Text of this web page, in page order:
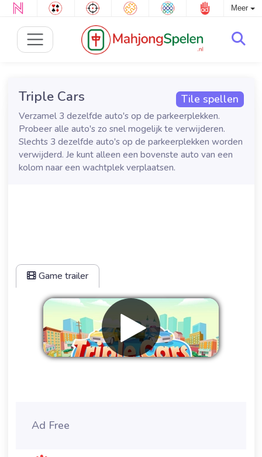
Meer
Tile spellen
Triple Cars
Verzamel 3 dezelfde auto's op de parkeerplekken.
Probeer alle auto's zo snel mogelijk te verwijderen.
Slechts 3 dezelfde auto's op de parkeerplekken worden
verwijderd. Je kunt alleen een bovenste auto van een
kolom naar een wachtplek verplaatsen.
Game trailer
Ad Free